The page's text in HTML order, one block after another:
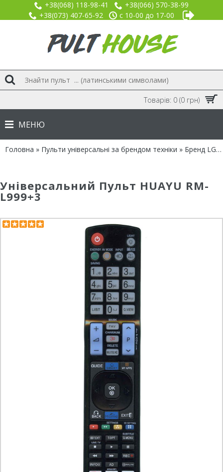
+38(068) 118-98-41
+38(066) 570-38-99
+38(073) 407-65-92
с 10-00 до 17-00
Товарів: 0 (0 грн)
МЕНЮ
Головна » Пульти універсальні за брендом техніки » Бренд LG»
Універсальний Пульт HUAYU RM-
L999+3